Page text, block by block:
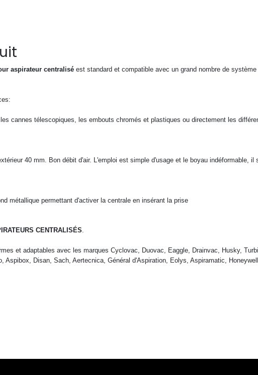
aspirateur centralisé est standard et compatible avec un grand nombre de
cannes télescopiques, les embouts chromés et plastiques ou directement les
40 mm. Bon débit d'air. L'emploi est simple d'usage et le boyau indéformable,
métallique permettant d'activer la centrale en insérant la prise
CENTRALISÉS.
et adaptables avec les marques Cyclovac, Duovac, Eaggle, Drainvac, Husky,
Aspibox, Disan, Sach, Aertecnica, Général d'Aspiration, Eolys, Aspiramatic,